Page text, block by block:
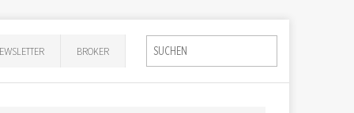
BROKER